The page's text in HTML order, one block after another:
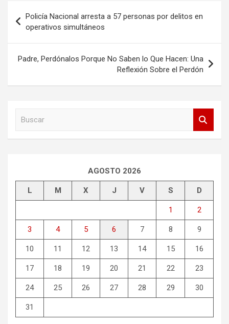
Navegación
de
entradas
Policía Nacional arresta a 57 personas por delitos en
operativos simultáneos
Padre, Perdónalos Porque No Saben lo Que Hacen: Una
Reflexión Sobre el Perdón
AGOSTO 2026
L M X J V S D
1 2
3 4 5 6 7 8 9
10 11 12 13 14 15 16
17 18 19 20 21 22 23
24 25 26 27 28 29 30
31